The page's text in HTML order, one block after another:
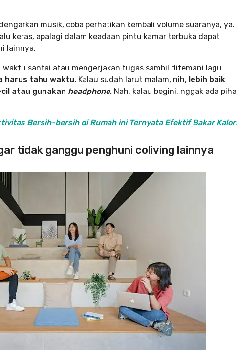
musik, coba perhatikan kembali volume suaranya, ya.
keras, apalagi dalam keadaan pintu kamar terbuka dapat
lainnya.
waktu santai atau mengerjakan tugas sambil ditemani lagu
harus tahu waktu. Kalau sudah larut malam, nih, lebih baik
atau gunakan headphone. Nah, kalau begini, nggak ada
Bersih-bersih di Rumah ini Ternyata Efektif Bakar Kalori
tidak ganggu penghuni coliving lainnya